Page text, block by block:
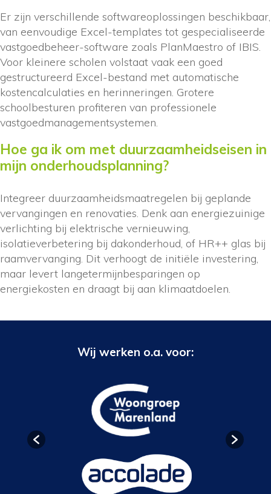
Er zijn verschillende softwareoplossingen beschikbaar,
van eenvoudige Excel-templates tot gespecialiseerde
vastgoedbeheer-software zoals PlanMaestro of IBIS.
Voor kleinere scholen volstaat vaak een goed
gestructureerd Excel-bestand met automatische
kostencalculaties en herinneringen. Grotere
schoolbesturen profiteren van professionele
vastgoedmanagementsystemen.
Hoe ga ik om met duurzaamheidseisen in
mijn onderhoudsplanning?
Integreer duurzaamheidsmaatregelen bij geplande
vervangingen en renovaties. Denk aan energiezuinige
verlichting bij elektrische vernieuwing,
isolatieverbetering bij dakonderhoud, of HR++ glas bij
raamvervanging. Dit verhoogt de initiële investering,
maar levert langetermijnbesparingen op
energiekosten en draagt bij aan klimaatdoelen.
Wij werken o.a. voor: